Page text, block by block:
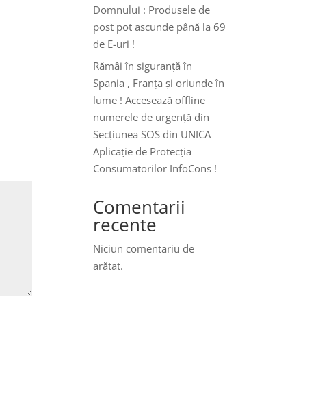
Domnului : Produsele de
post pot ascunde până la 69
de E-uri !
Rămâi în siguranță în
Spania , Franța și oriunde în
lume ! Accesează offline
numerele de urgență din
Secțiunea SOS din UNICA
Aplicație de Protecția
Consumatorilor InfoCons !
Comentarii
recente
Niciun comentariu de
arătat.